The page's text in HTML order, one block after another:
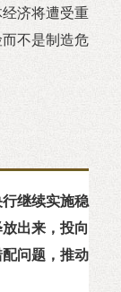
济将遭受重
不是制造危
继续实施稳
出来，投向
问题，推动